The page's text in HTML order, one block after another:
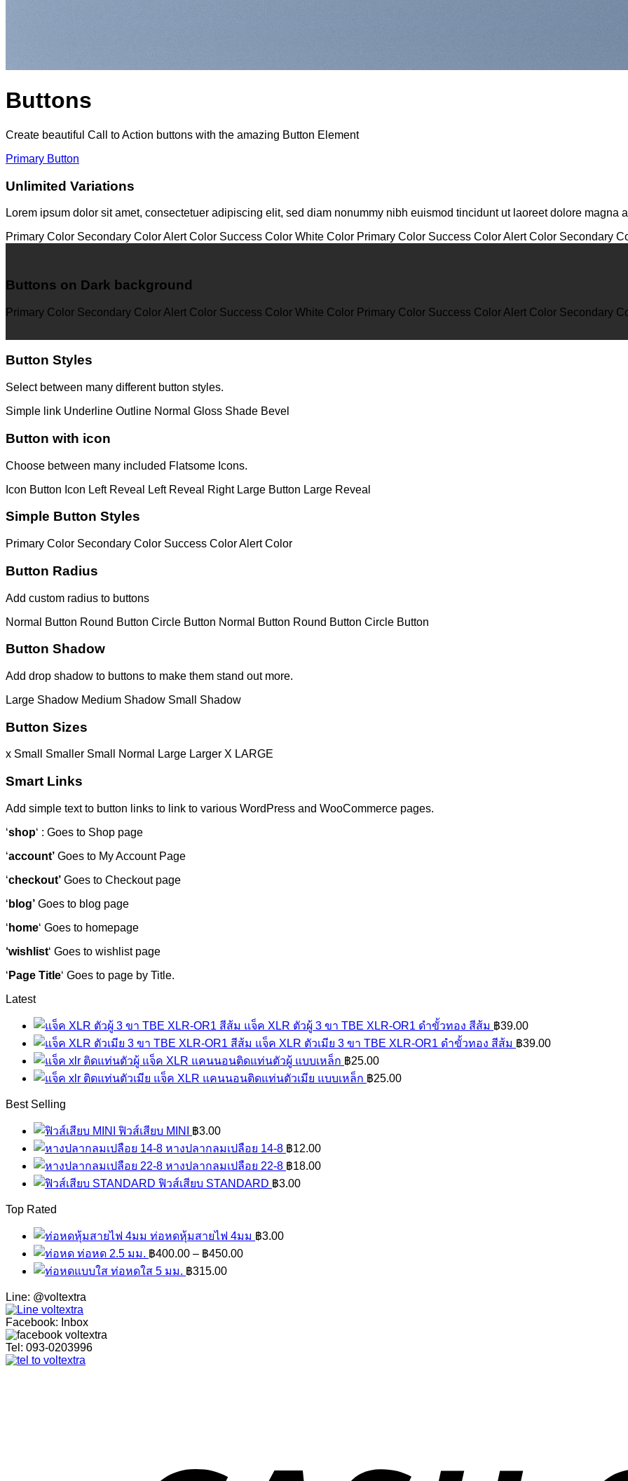
Buttons
Create beautiful Call to Action buttons with the amazing Button Element
Primary Button
Unlimited Variations
Lorem ipsum dolor sit amet, consectetuer adipiscing elit, sed diam nonummy nibh euismod tincidunt ut laoreet dolore magna
Primary Color Secondary ColorAlert Color Success Color White Color Primary Color Success ColorAlert Color Secondary
Buttons on Dark background
Primary Color Secondary Color Alert Color Success Color White Color Primary Color Success Color Alert Color Secondary
Button Styles
Select between many different button styles.
Simple link Underline Outline Normal Gloss Shade Bevel
Button with icon
Choose between many included Flatsome Icons.
Icon Button Icon Left Reveal Left Reveal Right Large Button Large Reveal
Simple Button Styles
Primary Color Secondary Color Success ColorAlert Color
Button Radius
Add custom radius to buttons
Normal Button Round Button Circle Button Normal Button Round Button Circle Button
Button Shadow
Add drop shadow to buttons to make them stand out more.
Large Shadow Medium Shadow Small Shadow
Button Sizes
x Small Smaller Small Normal Large Larger X LARGE
Smart Links
Add simple text to button links to link to various WordPress and WooCommerce pages.
‘shop‘ : Goes to Shop page
‘account’ Goes to My Account Page
‘checkout’ Goes to Checkout page
‘ blog’ Goes to blog page
‘ home‘ Goes to homepage
‘wishlist‘ Goes to wishlist page
‘ Page Title‘ Goes to page by Title.
Latest
แจ็ค XLR ตัวผู้ 3 ขา TBE XLR-OR1 ดำขั้วทอง สีส้ม ฿39.00
แจ็ค XLR ตัวเมีย 3 ขา TBE XLR-OR1 ดำขั้วทอง สีส้ม ฿39.00
แจ็ค XLR แคนนอนติดแท่นตัวผู้ แบบเหล็ก ฿25.00
แจ็ค XLR แคนนอนติดแท่นตัวเมีย แบบเหล็ก ฿25.00
Best Selling
ฟิวส์เสียบ MINI ฿3.00
หางปลากลมเปลือย 14-8 ฿12.00
หางปลากลมเปลือย 22-8 ฿18.00
ฟิวส์เสียบ STANDARD ฿3.00
Top Rated
ท่อหดหุ้มสายไฟ 4มม ฿3.00
ท่อหด 2.5 มม. ฿400.00 – ฿450.00
ท่อหดใส 5 มม. ฿315.00
Line: @voltextra
Facebook: Inbox
Tel: 093-0203996